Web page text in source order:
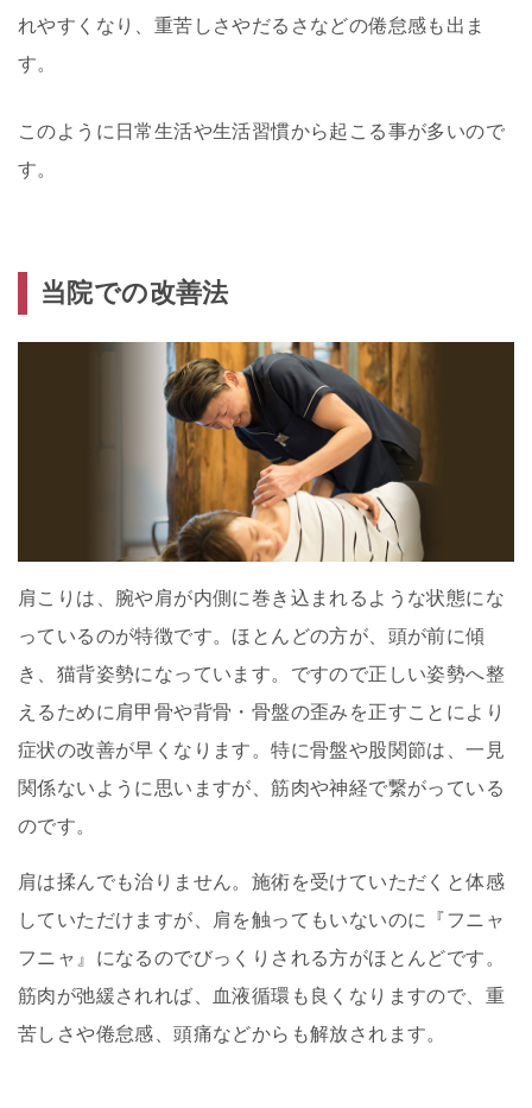
れやすくなり、重苦しさやだるさなどの倦怠感も出ま
す。
このように日常生活や生活習慣から起こる事が多いので
す。
当院での改善法
肩こりは、腕や肩が内側に巻き込まれるような状態にな
っているのが特徴です。ほとんどの方が、頭が前に傾
き、猫背姿勢になっています。ですので正しい姿勢へ整
えるために肩甲骨や背骨・骨盤の歪みを正すことにより
症状の改善が早くなります。特に骨盤や股関節は、一見
関係ないように思いますが、筋肉や神経で繋がっている
のです。
肩は揉んでも治りません。施術を受けていただくと体感
していただけますが、肩を触ってもいないのに『フニャ
フニャ』になるのでびっくりされる方がほとんどです。
筋肉が弛緩されれば、血液循環も良くなりますので、重
苦しさや倦怠感、頭痛などからも解放されます。